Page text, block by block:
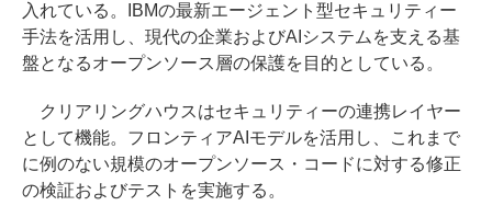
入れている。IBMの最新エージェント型セキュリティー
手法を活用し、現代の企業およびAIシステムを支える基
盤となるオープンソース層の保護を目的としている。
クリアリングハウスはセキュリティーの連携レイヤー
として機能。フロンティアAIモデルを活用し、これまで
に例のない規模のオープンソース・コードに対する修正
の検証およびテストを実施する。